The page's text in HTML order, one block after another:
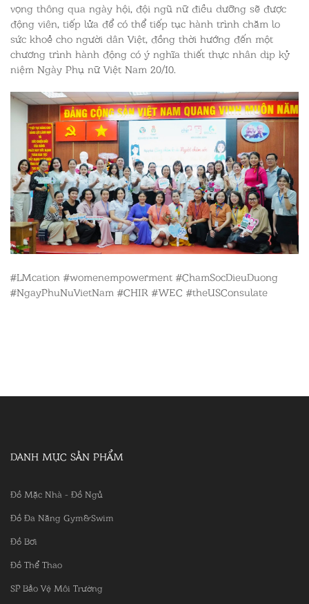
vọng thông qua ngày hội, đội ngũ nữ điều dưỡng sẽ được
động viên, tiếp lửa để có thể tiếp tục hành trình chăm lo
sức khoẻ cho người dân Việt, đồng thời hướng đến một
chương trình hành động có ý nghĩa thiết thực nhân dịp kỷ
niệm Ngày Phụ nữ Việt Nam 20/10.
#LMcation #womenempowerment #ChamSocDieuDuong
#NgayPhuNuVietNam #CHIR #WEC #theUSConsulate
DANH MỤC SẢN PHẨM
Đồ Mặc Nhà - Đồ Ngủ
Đồ Đa Năng Gym&Swim
Đồ Bơi
Đồ Thể Thao
SP Bảo Vệ Môi Trường